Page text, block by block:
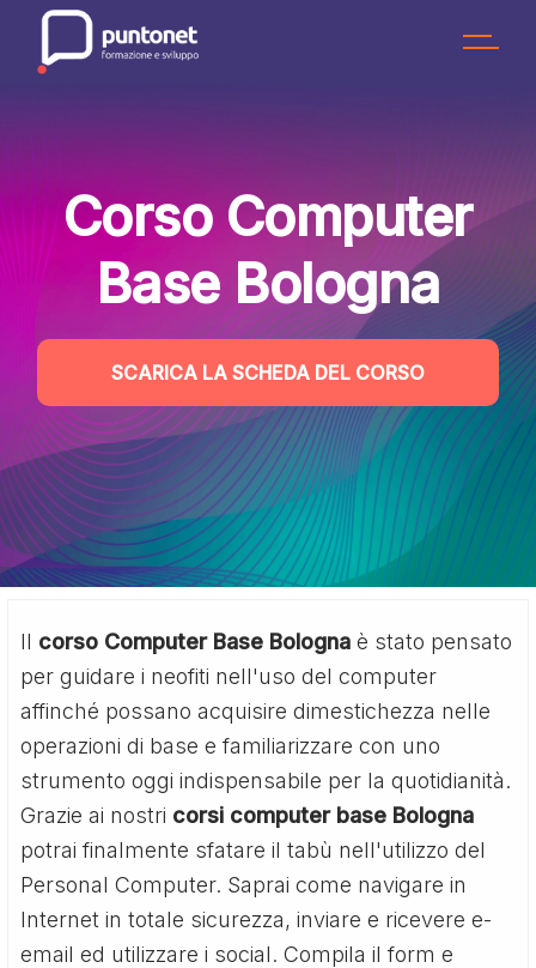
content
Corso Computer
Base Bologna
SCARICA LA SCHEDA DEL CORSO
Il corso Computer Base Bologna è stato pensato
per guidare i neofiti nell'uso del computer
affinché possano acquisire dimestichezza nelle
operazioni di base e familiarizzare con uno
strumento oggi indispensabile per la quotidianità.
Grazie ai nostri corsi computer base Bologna
potrai finalmente sfatare il tabù nell'utilizzo del
Personal Computer. Saprai come navigare in
Internet in totale sicurezza, inviare e ricevere e-
email ed utilizzare i social. Compila il form e